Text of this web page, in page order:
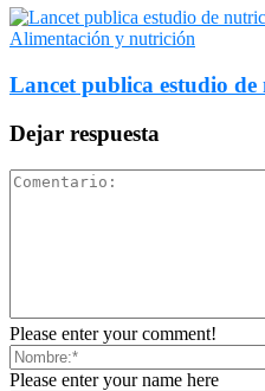
Alimentación y nutrición
Lancet publica estudio de
Dejar respuesta
Please enter your comment!
Please enter your name here